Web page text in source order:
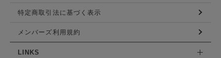
特定商取引法に基づく表示
メンバーズ利用規約
LINKS